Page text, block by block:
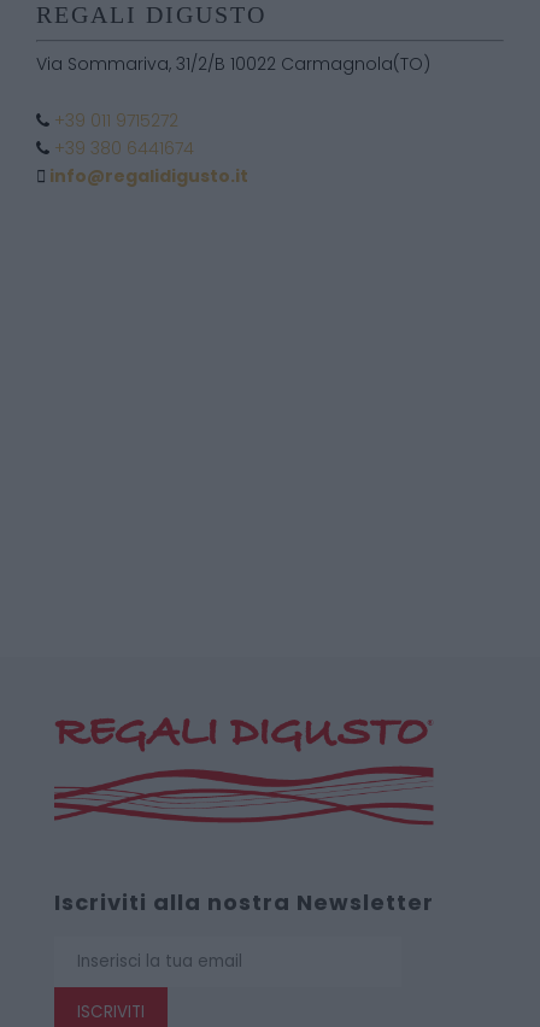
REGALI DIGUSTO
Via Sommariva, 31/2/B 10022 Carmagnola(TO)
+39 011 9715272
+39 380 6441674
info@regalidigusto.it
Iscriviti alla nostra Newsletter
ISCRIVITI